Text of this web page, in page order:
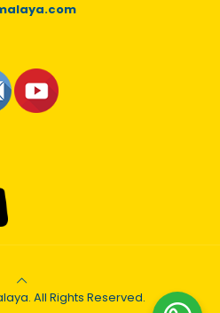
All Rights Reserved.